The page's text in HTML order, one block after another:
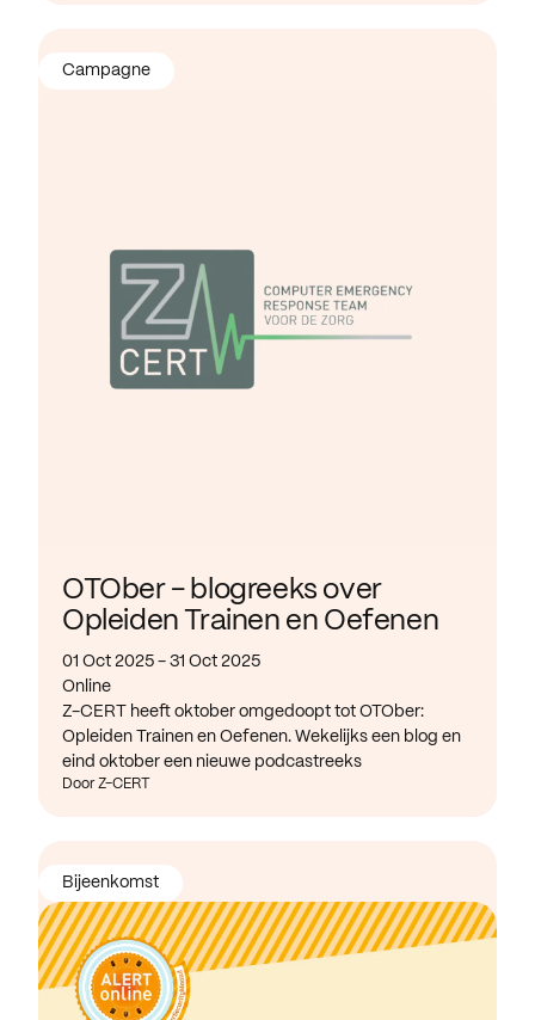
OTOber - blogreeks over
Opleiden Trainen en Oefenen
01 Oct 2025 - 31 Oct 2025
Online
Z-CERT heeft oktober omgedoopt tot OTOber:
Opleiden Trainen en Oefenen. Wekelijks een blog en
eind oktober een nieuwe podcastreeks
Door Z-CERT
Campagne
Bijeenkomst